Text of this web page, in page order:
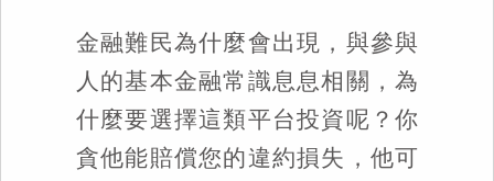
金融難民為什麼會出現，與參與
人的基本金融常識息息相關，為
什麼要選擇這類平台投資呢？你
貪他能賠償您的違約損失，他可